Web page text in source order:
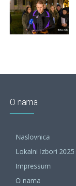
O nama
Naslovnica
Lokalni Izbori 2025
Impressum
O nama